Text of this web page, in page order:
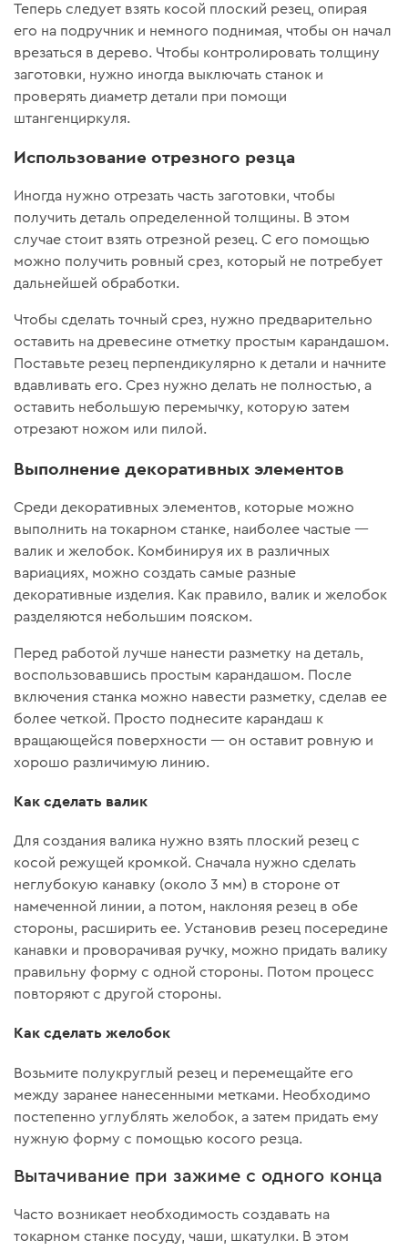
Теперь следует взять косой плоский резец, опирая
его на подручник и немного поднимая, чтобы он начал
врезаться в дерево. Чтобы контролировать толщину
заготовки, нужно иногда выключать станок и
проверять диаметр детали при помощи
штангенциркуля.
Использование отрезного резца
Иногда нужно отрезать часть заготовки, чтобы
получить деталь определенной толщины. В этом
случае стоит взять отрезной резец. С его помощью
можно получить ровный срез, который не потребует
дальнейшей обработки.
Чтобы сделать точный срез, нужно предварительно
оставить на древесине отметку простым карандашом.
Поставьте резец перпендикулярно к детали и начните
вдавливать его. Срез нужно делать не полностью, а
оставить небольшую перемычку, которую затем
отрезают ножом или пилой.
Выполнение декоративных элементов
Среди декоративных элементов, которые можно
выполнить на токарном станке, наиболее частые —
валик и желобок. Комбинируя их в различных
вариациях, можно создать самые разные
декоративные изделия. Как правило, валик и желобок
разделяются небольшим пояском.
Перед работой лучше нанести разметку на деталь,
воспользовавшись простым карандашом. После
включения станка можно навести разметку, сделав ее
более четкой. Просто поднесите карандаш к
вращающейся поверхности — он оставит ровную и
хорошо различимую линию.
Как сделать валик
Для создания валика нужно взять плоский резец с
косой режущей кромкой. Сначала нужно сделать
неглубокую канавку (около 3 мм) в стороне от
намеченной линии, а потом, наклоняя резец в обе
стороны, расширить ее. Установив резец посередине
канавки и проворачивая ручку, можно придать валику
правильну форму с одной стороны. Потом процесс
повторяют с другой стороны.
Как сделать желобок
Возьмите полукруглый резец и перемещайте его
между заранее нанесенными метками. Необходимо
постепенно углублять желобок, а затем придать ему
нужную форму с помощью косого резца.
Вытачивание при зажиме с одного конца
Часто возникает необходимость создавать на
токарном станке посуду, чаши, шкатулки. В этом